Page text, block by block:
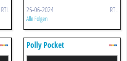
RTL 25-06-2024 RTL
Alle Folgen
Polly Pocket